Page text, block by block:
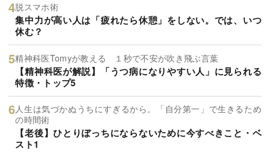
脱スマホ術
集中力が高い人は「疲れたら休憩」をしない。では、いつ
休む？
精神科医Tomyが教える １秒で不安が吹き飛ぶ言葉
【精神科医が解説】「うつ病になりやすい人」に見られる
特徴・トップ5
人生は気づかぬうちにすぎるから。「自分第一」で生きるため
の時間術
【老後】ひとりぼっちにならないために今すべきこと・ベ
スト1